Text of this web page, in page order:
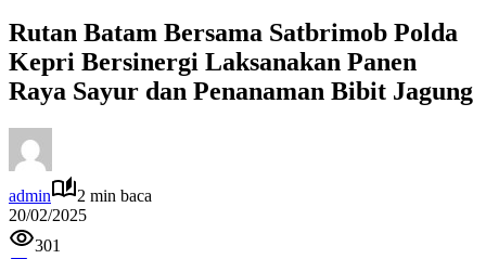
Rutan Batam Bersama Satbrimob Polda
Kepri Bersinergi Laksanakan Panen
Raya Sayur dan Penanaman Bibit Jagung
admin
2 min baca
20/02/2025
301